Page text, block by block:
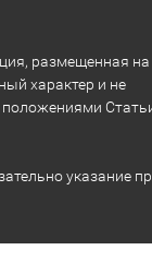
размещенная на
характер и не
положениями
указание